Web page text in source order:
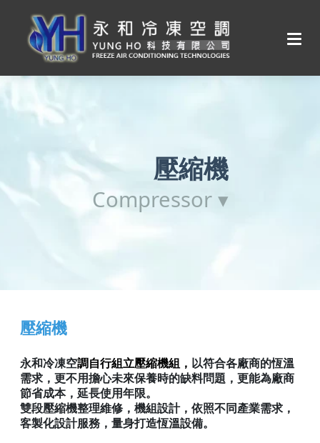
壓縮機
Compressor ▾
壓縮機
永和冷凍空調 自行組立壓縮機組， 以符合各廠商的恆溫
需求，更不用擔心未來保養時的缺料問題，更能為廠商
節省成本，延長使用年限。
雙段壓縮機整理維修，機組設計，依照不同產業需求，
客製化設計服務，量身打造恆溫設備。